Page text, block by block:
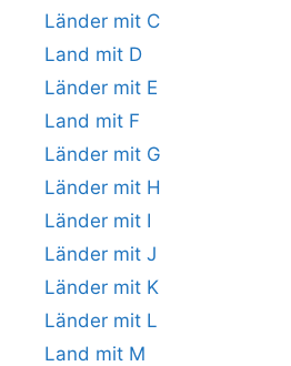
Länder mit C
Land mit D
Länder mit E
Land mit F
Länder mit G
Länder mit H
Länder mit I
Länder mit J
Länder mit K
Länder mit L
Land mit M